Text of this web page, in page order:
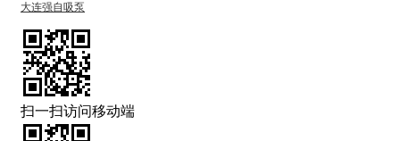
大连强自吸泵
扫一扫访问移动端